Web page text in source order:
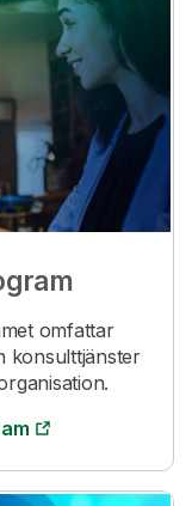
omfattar
konsulttjänster